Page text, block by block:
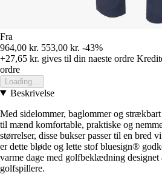
Fra
964,00 kr. 553,00 kr. -43%
+27,65 kr. gives til din naeste ordre
ordre
Loading...
Beskrivelse
Med sidelommer, baglommer og
til mænd komfortable, praktiske og
størrelser, disse bukser passer til en bred
er dette bløde og lette stof bluesign®
varme dage med golfbeklædning
golfspillere.